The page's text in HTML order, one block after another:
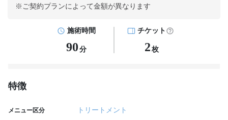
※ご契約プランによって金額が異なります
施術時間
90 分
チケット
2 枚
特徴
メニュー区分 トリートメント